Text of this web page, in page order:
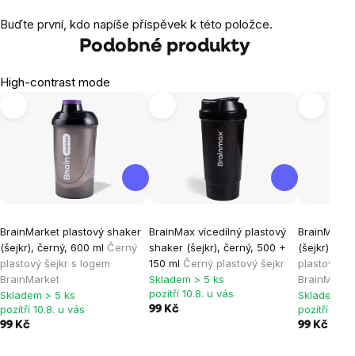
Buďte první, kdo napíše příspěvek k této položce.
Podobné produkty
High-contrast mode
BrainMarket plastový shaker
(šejkr), černý, 600 ml Černý
plastový šejkr s logem
BrainMarket
Skladem > 5 ks
pozítří 10.8. u vás
99 Kč
BrainMax vícedílný plastový
shaker (šejkr), černý, 500 +
150 ml Černý plastový šejkr
Skladem > 5 ks
pozítří 10.8. u vás
99 Kč
(šejkr),
plastový
Skladem >
pozítří
99 Kč